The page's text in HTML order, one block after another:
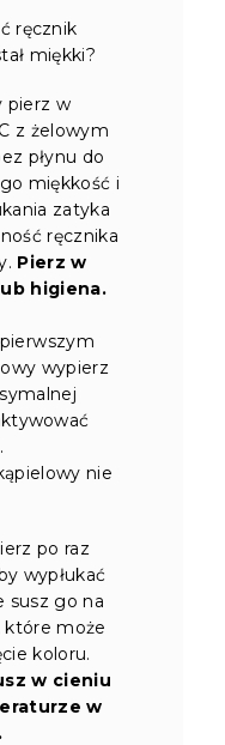
ręcznik
miękki?
pierz w
z żelowym
płynu do
miękkość i
zatyka
ręcznika
Pierz w
higiena.
wypierz
nie
po raz
wypłukać
susz go na
które może
koloru.
w cieniu
w